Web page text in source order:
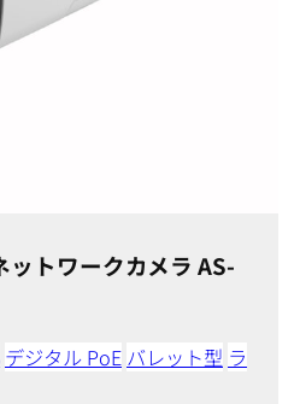
トワークカメラ AS-
デジタル PoE バレット型 ラ